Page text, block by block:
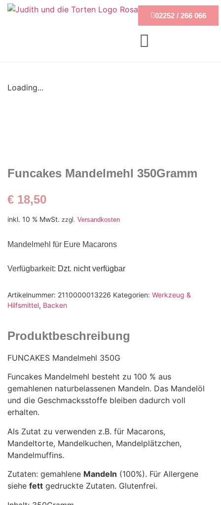
02252 / 266 066
Loading...
Funcakes Mandelmehl 350Gramm
€ 18,50
inkl. 10 % MwSt. zzgl. Versandkosten
Mandelmehl für Eure Macarons
Verfügbarkeit: Dzt. nicht verfügbar
Artikelnummer: 2110000013226 Kategorien: Werkzeug &
Hilfsmittel, Backen
Produktbeschreibung
FUNCAKES Mandelmehl 350G
Funcakes Mandelmehl besteht zu 100 % aus
gemahlenen naturbelassenen Mandeln. Das Mandelöl
und die Geschmacksstoffe bleiben dadurch voll
erhalten.
Als Zutat zu verwenden z.B. für Macarons,
Mandeltorte, Mandelkuchen, Mandelplätzchen,
Mandelmuffins.
Zutaten: gemahlene Mandeln (100%). Für Allergene
siehe fett gedruckte Zutaten. Glutenfrei.